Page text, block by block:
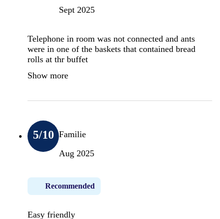
Sept 2025
Telephone in room was not connected and ants
were in one of the baskets that contained bread
rolls at thr buffet
Show more
5/10 Familie
Aug 2025
Recommended
Easy friendly